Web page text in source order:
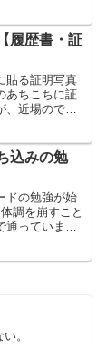
、２５０ｃｃ
履歴書・証
貼る証明写真
あちこちに証
、近場のでき
スーツのよ
...
込みの勉
ドの勉強が始
調を崩すこと
通っていま
。